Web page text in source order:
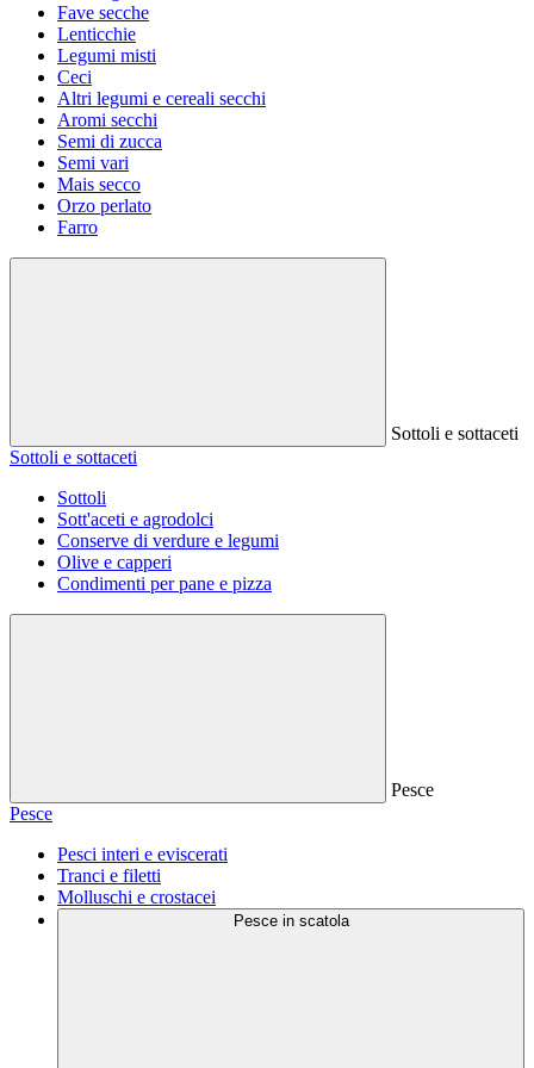
Fave secche
Lenticchie
Legumi misti
Ceci
Altri legumi e cereali secchi
Aromi secchi
Semi di zucca
Semi vari
Mais secco
Orzo perlato
Farro
Sottoli e sottaceti
Sottoli e sottaceti
Sottoli
Sott'aceti e agrodolci
Conserve di verdure e legumi
Olive e capperi
Condimenti per pane e pizza
Pesce
Pesce
Pesci interi e eviscerati
Tranci e filetti
Molluschi e crostacei
Pesce in scatola